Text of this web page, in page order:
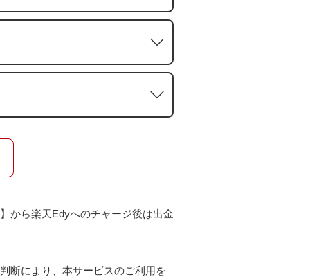
から楽天Edyへのチャージ後は出金
断により、本サービスのご利用を